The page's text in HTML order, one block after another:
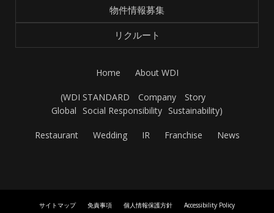
物件情報募集
リクルート
Home About WDI
(WDI STANDARD Company
Story
Global Social Responsibility Sustainability)
Restaurant Wedding IR Franchise News
サイトマップ 免責事項 個人情報保護方針 Accessibility Policy